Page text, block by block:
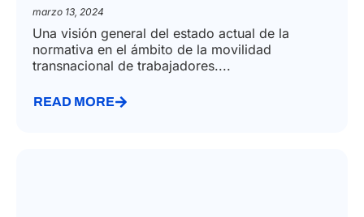
marzo 13, 2024
Una visión general del estado actual de la
normativa en el ámbito de la movilidad
transnacional de trabajadores....
READ MORE